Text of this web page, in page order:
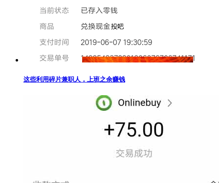
这些利用碎片兼职人，上班之余赚钱